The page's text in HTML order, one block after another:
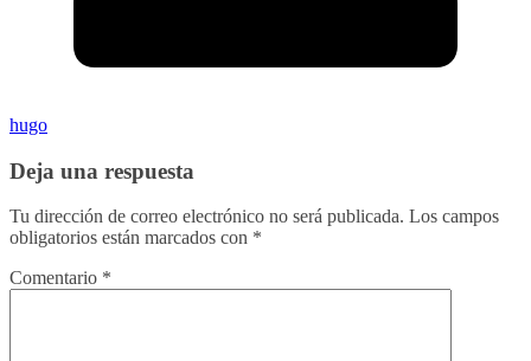
hugo
Deja una respuesta
Tu dirección de correo electrónico no será publicada. Los campos
obligatorios están marcados con *
Comentario *